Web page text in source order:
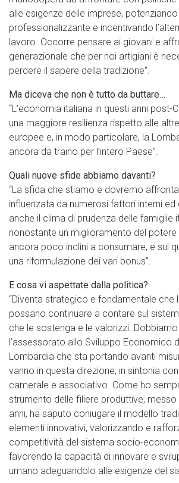
alle esigenze delle imprese,
professionalizzante e incentivando
lavoro. Occorre pensare ai giovani e
generazionale che per noi artigiani è
perdere il sapere della tradizione”.
Ma diceva che non è tutto da buttare…
“L’economia italiana in questi anni post-
una maggiore resilienza rispetto alle
europee e, in modo particolare, la
ancora da traino per l’intero Paese”.
Quali nuove sfide abbiamo davanti?
“La sfida che stiamo e dovremo
influenzata da numerosi fattori interni ed
anche il clima di prudenza delle famiglie
nonostante un miglioramento del potere
ancora poco inclini a consumare, e sul
una riformulazione dei vari bonus”.
E cosa vi aspettate dalla politica?
“Diventa strategico e fondamentale che
possano continuare a contare sul
che le sostenga e le valorizzi.
l’assessorato allo Sviluppo Economico
Lombardia che sta portando avanti
vanno in questa direzione, in sintonia
camerale e associativo. Come ho
strumento delle filiere produttive,
anni, ha saputo coniugare il modello
elementi innovativi, valorizzando e
competitività del sistema socio-
favorendo la capacità di innovare e
umano adeguandolo alle esigenze del